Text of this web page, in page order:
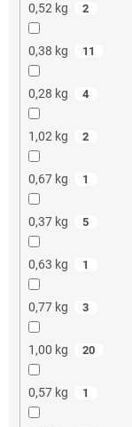
0,52 kg 2
0,38 kg 11
0,28 kg 4
1,02 kg 2
0,67 kg 1
0,37 kg 5
0,63 kg 1
0,77 kg 3
1,00 kg 20
0,57 kg 1